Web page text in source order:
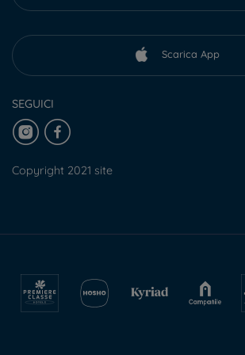
Scarica App
SEGUICI
Copyright 2021 site